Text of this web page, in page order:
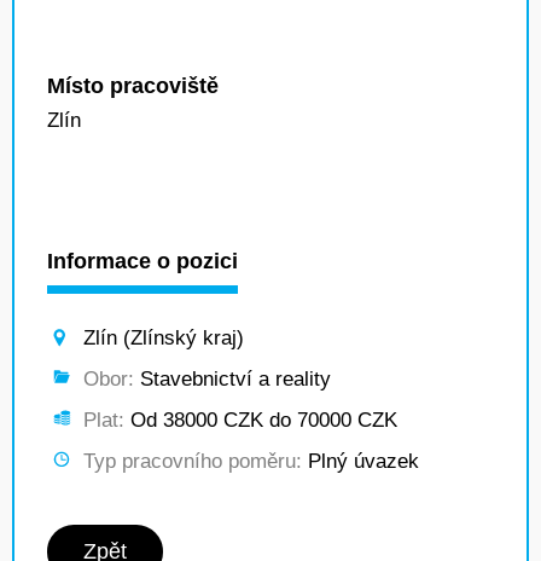
Místo pracoviště
Zlín
Informace o pozici
Zlín (Zlínský kraj)
Obor: Stavebnictví a reality
Plat: Od 38000 CZK do 70000 CZK
Typ pracovního poměru: Plný úvazek
Zpět